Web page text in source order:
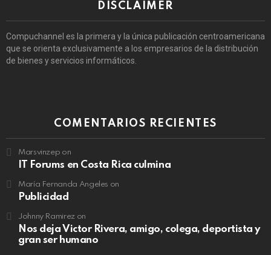
DISCLAIMER
Compuchannel es la primera y la única publicación centroamericana
que se orienta exclusivamente a los empresarios de la distribución
de bienes y servicios informáticos.
COMENTARIOS RECIENTES
Marsvinzep on
IT Forums en Costa Rica culmina
María Fernanda Angeles on
Publicidad
Johnny Ramirezon
Nos deja Victor Rivera, amigo, colega, deportista y
gran ser humano